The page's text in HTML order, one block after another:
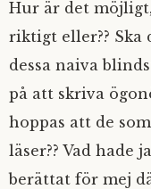
Hur är det
riktigt eller?? Ska
dessa naiva
på att skriva
hoppas att de
läser?? Vad hade
berättat för mej